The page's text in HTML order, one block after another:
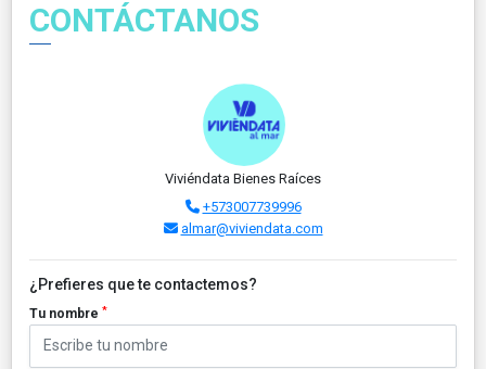
CONTÁCTANOS
Viviéndata Bienes Raíces
+573007739996
almar@viviendata.com
¿Prefieres que te contactemos?
Tu nombre *